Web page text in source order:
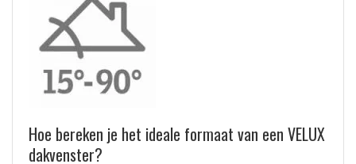
Hoe bereken je het ideale formaat van een VELUX
dakvenster?